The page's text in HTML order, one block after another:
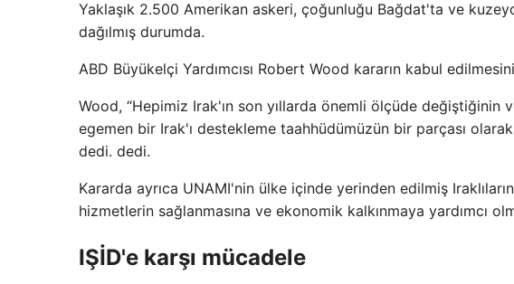
Yaklaşık 2.500 Amerikan askeri, çoğunluğu Bağdat'ta ve
dağılmış durumda.
ABD Büyükelçi Yardımcısı Robert Wood kararın kabul
Wood, “Hepimiz Irak'ın son yıllarda önemli ölçüde değiştiğinin
egemen bir Irak'ı destekleme taahhüdümüzün bir parçası
dedi. dedi.
Kararda ayrıca UNAMI'nin ülke içinde yerinden edilmiş
hizmetlerin sağlanmasına ve ekonomik kalkınmaya yardımcı
IŞİD'e karşı mücadele